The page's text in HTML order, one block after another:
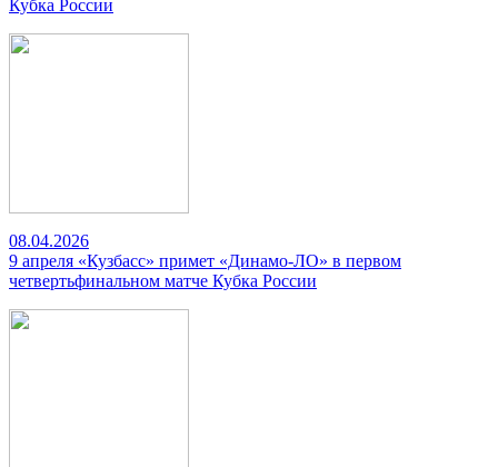
Кубка России
08.04.2026
9 апреля «Кузбасс» примет «Динамо-ЛО» в первом
четвертьфинальном матче Кубка России